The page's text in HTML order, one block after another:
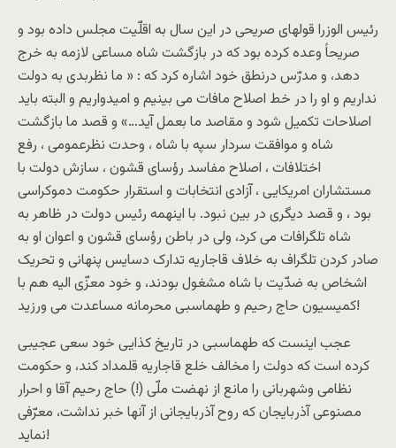
رئیس الوزرا قولهای صریحی در این سال به اقلّیت مجلس داده بود و
صریحاً وعده کرده بود که در بازگشت شاه مساعی لازمه به خرج
دهد، و مدرّس درنطق خود اشاره کرد که : « ما نظربدی به دولت
نداریم و او را در خط اصلاح مافات می بینیم و امیدواریم و البته باید
اصلاحات تکمیل شود و مقاصد ما بعمل آید…» و قصد ما بازگشت
شاه و موافقت سردار سپه با شاه ، وحدت نظرعمومی ، رفع
اختلافات ، اصلاح مفاسد رؤسای قشون ، سازش دولت با
مستشاران امریکایی ، آزادی انتخابات و استقرار حکومت دموکراسی
بود ، و قصد دیگری در بین نبود. با اینهمه رئیس دولت در ظاهر به
شاه تلگرافات می کرد، ولی در باطن رؤسای قشون و اعوان او به
صادر کردن تلگراف به خلاف قاجاریه تدارک دسایس پنهانی و تحریک
اشخاص به ضدّیت با شاه مشغول بودند، و خود معزّی الیه هم با
کمیسیون حاج رحیم و طهماسبی محرمانه مساعدت می ورزید!
عجب اینست که طهماسبی در تاریخ کذایی خود سعی عجیبی
کرده است که دولت را مخالف خلع قاجاریه قلمداد کند، و حکومت
نظامی وشهربانی را مانع از نهضت ملّی (!) حاج رحیم آقا و احرار
مصنوعی آذربایجان که روح آذربایجانی از آنها خبر نداشت، معرّفی
نماید!